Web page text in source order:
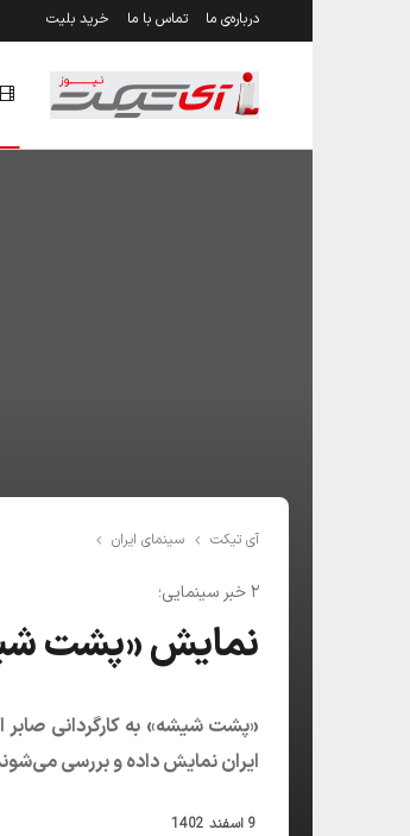
درباره‌ی ما تماس با ما خرید بلیت
آی تیکت سینمای ایران
۲ خبر سینمایی؛
نمایش «پشت
«پشت شیشه» به کارگردانی صابر
ایران نمایش داده و بررسی
9 اسفند 1402